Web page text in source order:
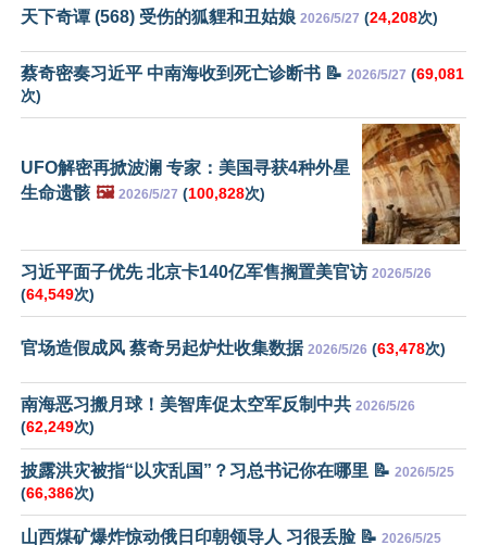
天下奇谭 (568) 受伤的狐貍和丑姑娘 2026/5/27 (24,208次)
蔡奇密奏习近平 中南海收到死亡诊断书 📝 2026/5/27 (69,081
次)
UFO解密再掀波澜 专家：美国寻获4种外星
生命遗骸 🖼️ 2026/5/27 (100,828次)
习近平面子优先 北京卡140亿军售搁置美官访 2026/5/26
(64,549次)
官场造假成风 蔡奇另起炉灶收集数据 2026/5/26 (63,478次)
南海恶习搬月球！美智库促太空军反制中共 2026/5/26
(62,249次)
披露洪灾被指“以灾乱国”？习总书记你在哪里 📝 2026/5/25
(66,386次)
山西煤矿爆炸惊动俄日印朝领导人 习很丢脸 📝 2026/5/25